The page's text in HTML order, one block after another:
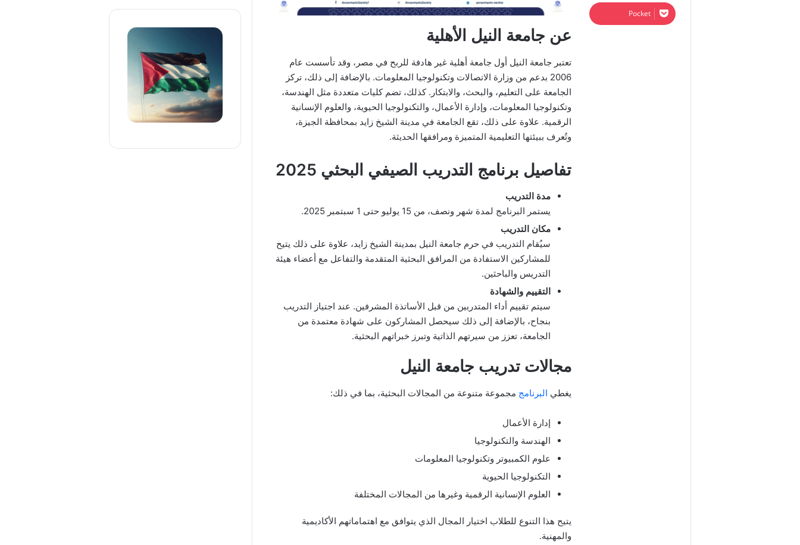
عن جامعة النيل الأهلية
تعتبر جامعة النيل أول جامعة أهلية غير هادفة للربح في مصر، وقد تأسست عام
2006 بدعم من وزارة الاتصالات وتكنولوجيا المعلومات. بالإضافة إلى ذلك، تركز
الجامعة على التعليم، والبحث، والابتكار. كذلك، تضم كليات متعددة مثل الهندسة،
وتكنولوجيا المعلومات، وإدارة الأعمال، والتكنولوجيا الحيوية، والعلوم الإنسانية
الرقمية. علاوة على ذلك، تقع الجامعة في مدينة الشيخ زايد بمحافظة الجيزة،
وتُعرف ببيئتها التعليمية المتميزة ومرافقها الحديثة.
تفاصيل برنامج التدريب الصيفي البحثي 2025
مدة التدريب
يستمر البرنامج لمدة شهر ونصف، من 15 يوليو حتى 1 سبتمبر 2025.
مكان التدريب
سيُقام التدريب في حرم جامعة النيل بمدينة الشيخ زايد، علاوة على ذلك يتيح
للمشاركين الاستفادة من المرافق البحثية المتقدمة والتفاعل مع أعضاء هيئة
التدريس والباحثين.
التقييم والشهادة
سيتم تقييم أداء المتدربين من قبل الأساتذة المشرفين. عند اجتياز التدريب
بنجاح، بالإضافة إلى ذلك سيحصل المشاركون على شهادة معتمدة من
الجامعة، تعزز من سيرتهم الذاتية وتبرز خبراتهم البحثية.
مجالات تدريب جامعة النيل
يغطي البرنامج مجموعة متنوعة من المجالات البحثية، بما في ذلك:
إدارة الأعمال
الهندسة والتكنولوجيا
علوم الكمبيوتر وتكنولوجيا المعلومات
التكنولوجيا الحيوية
العلوم الإنسانية الرقمية وغيرها من المجالات المختلفة
يتيح هذا التنوع للطلاب اختيار المجال الذي يتوافق مع اهتماماتهم الأكاديمية
والمهنية.
‫Pocket
البنوك